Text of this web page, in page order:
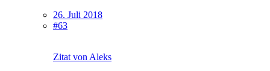
26. Juli 2018
#63
Zitat von Aleks